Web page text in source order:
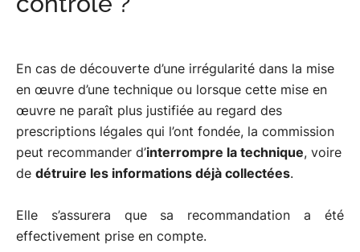
En cas de découverte d’une irrégularité dans la mise
en œuvre d’une technique ou lorsque cette mise en
œuvre ne paraît plus justifiée au regard des
prescriptions légales qui l’ont fondée, la commission
peut recommander d’interrompre la technique, voire
de détruire les informations déjà collectées.
Elle s’assurera que sa recommandation a été
effectivement prise en compte.